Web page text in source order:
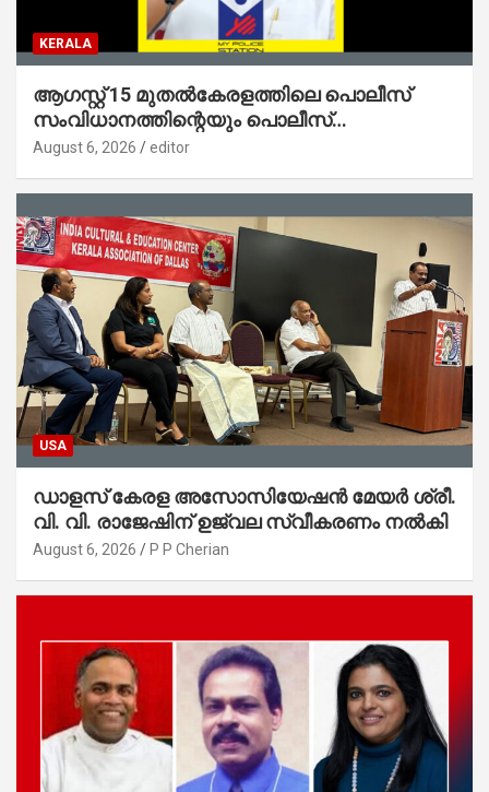
KERALA
ആഗസ്റ്റ് 15 മുതല്‍കേരളത്തിലെ പൊലീസ്
സംവിധാനത്തിന്റെയും പൊലീസ്
സ്റ്റേഷനുകളുടെയും മുഖഛായ മാറുകയാണ് :
August 6, 2026 editor
USA
ഡാളസ് കേരള അസോസിയേഷൻ മേയർ ശ്രീ.
വി. വി. രാജേഷിന് ഉജ്വല സ്വീകരണം നൽകി
August 6, 2026 P P Cherian